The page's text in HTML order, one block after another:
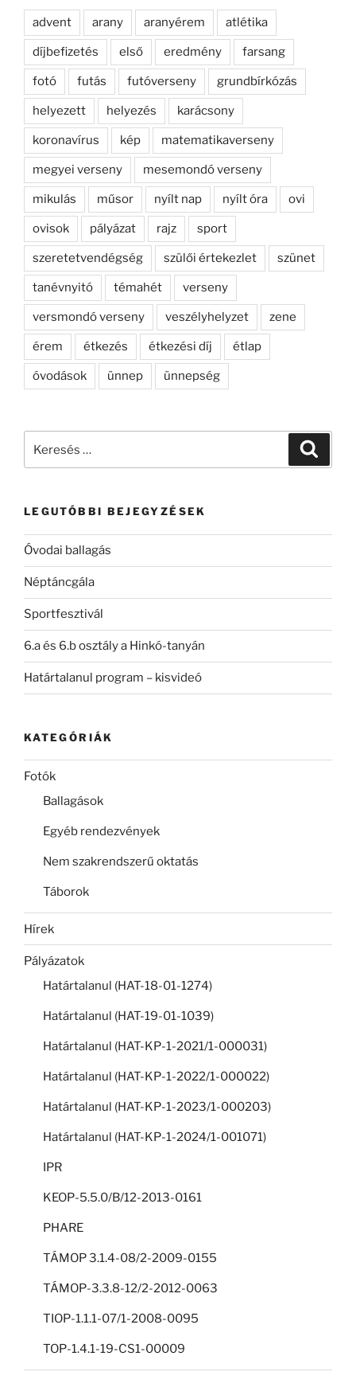
advent arany aranyérem atlétika
díjbefizetés első eredmény farsang
fotó futás futóverseny grundbírkózás
helyezett helyezés karácsony
koronavírus kép matematikaverseny
megyei verseny mesemondó verseny
mikulás műsor nyílt nap nyílt óra ovi
ovisok pályázat rajz sport
szeretetvendégség szülői értekezlet szünet
tanévnyitó témahét verseny
versmondó verseny veszélyhelyzet zene
érem étkezés étkezési díj étlap
óvodások ünnep ünnepség
LEGUTÓBBI BEJEGYZÉSEK
Óvodai ballagás
Néptáncgála
Sportfesztivál
6.a és 6.b osztály a Hinkó-tanyán
Határtalanul program – kisvideó
KATEGÓRIÁK
Fotók
Ballagások
Egyéb rendezvények
Nem szakrendszerű oktatás
Táborok
Hírek
Pályázatok
Határtalanul (HAT-18-01-1274)
Határtalanul (HAT-19-01-1039)
Határtalanul (HAT-KP-1-2021/1-000031)
Határtalanul (HAT-KP-1-2022/1-000022)
Határtalanul (HAT-KP-1-2023/1-000203)
Határtalanul (HAT-KP-1-2024/1-001071)
IPR
KEOP-5.5.0/B/12-2013-0161
PHARE
TÁMOP 3.1.4-08/2-2009-0155
TÁMOP-3.3.8-12/2-2012-0063
TIOP-1.1.1-07/1-2008-0095
TOP-1.4.1-19-CS1-00009